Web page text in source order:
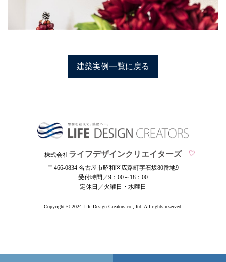
建築実例一覧に戻る
株式会社ライフデザインクリエイターズ
〒466-0834 名古屋市昭和区広路町字石坂80番地9
受付時間／9：00～18：00
定休日／火曜日・水曜日
Copyright © 2024 Life Design Creators co., ltd. All rights reserved.